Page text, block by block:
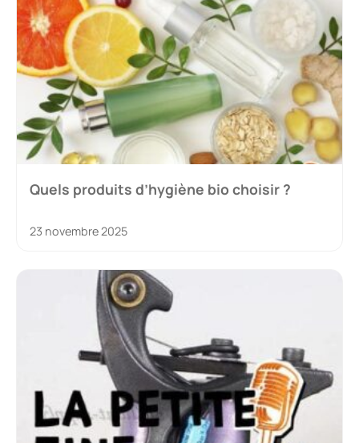
Quels produits d’hygiène bio choisir ?
23 novembre 2025